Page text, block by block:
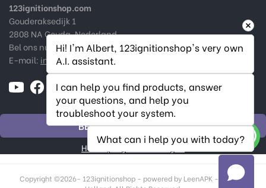
123ignitionshop.com
Gouderaksedijk 1
2808 NA Gouda, Nederland
Bel ons nu:
+31182 787974
E-mail: info@123ignitionshop.com
BESTELLING HERROEPEN
Herroepingsstatus volgen
Copyright ©2026- 123ignitionshop - powered by LeenAPK - Made in
Hi! I'm Albert, 123ignitionshop's very own
A.I. assistant.
I can help you find products, answer
your questions, and help you
troubleshoot your system.
What can i help you with today?